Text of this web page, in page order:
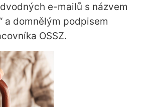
e-mailů s názvem
a domnělým podpisem
OSSZ.